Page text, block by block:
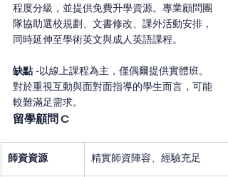
程度分級，並提供免費升學資源。專業顧問團
隊協助選校規劃、文書修改、課外活動安排，
同時延伸至學術英文與成人英語課程。
缺點 -以線上課程為主，僅偶爾提供實體班。
對於重視互動與面對面指導的學生而言，可能
較難滿足需求。
留學顧問 C
師資資源 精實師資陣容、經驗充足